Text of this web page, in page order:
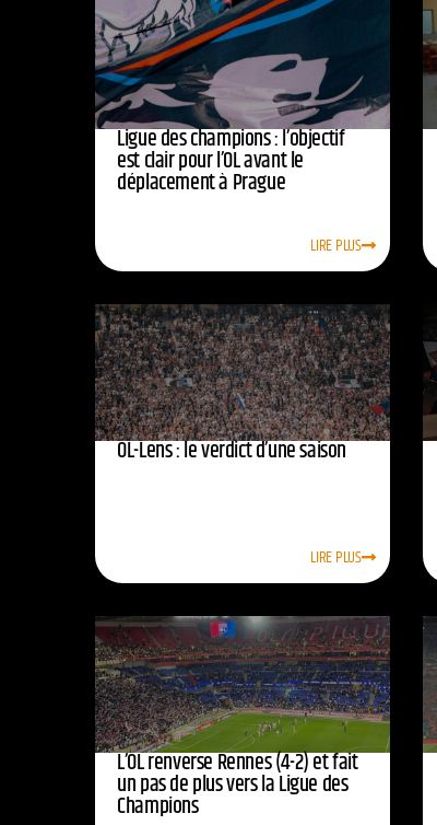
Ligue des champions : l’objectif
est clair pour l’OL avant le
déplacement à Prague
LIRE PLUS
OL-Lens : le verdict d’une saison
LIRE PLUS
L’OL renverse Rennes (4-2) et fait
un pas de plus vers la Ligue des
Champions